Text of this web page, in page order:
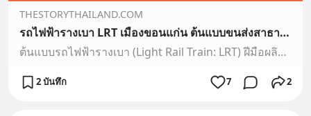
THESTORYTHAILAND.COM
รถไฟฟ้ารางเบา LRT เมืองขอนแก่น ต้นแบบขนส่งสาธารณะฝีมือคนไทย | The Story Thailand
ต้นแบบรถไฟฟ้ารางเบา (Light Rail Train: LRT) ฝีมือผลิตครั้งแรกของคนไทย ภายใต้ ”ขอนแก่นโมเดล”
2 บันทึก 7 2